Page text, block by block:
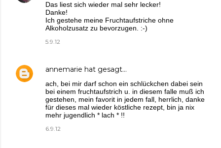
Das liest sich wieder mal sehr lecker!
Danke!
Ich gestehe meine Fruchtaufstriche ohne
Alkoholzusatz zu bevorzugen. :-)
5.9.12
annemarie hat gesagt…
ach, bei mir darf schon ein schlückchen dabei sein
bei einem fruchtaufstrich u. in diesem falle muß ich
gestehen, mein favorit in jedem fall, herrlich, danke
für dieses mal wieder köstliche rezept, bin ja nix
mehr jugendlich * lach * !!
6.9.12